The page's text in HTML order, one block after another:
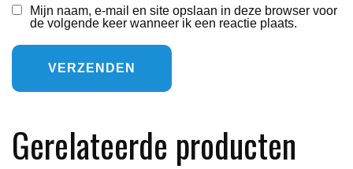
Mijn naam, e-mail en site opslaan in deze browser voor
de volgende keer wanneer ik een reactie plaats.
Gerelateerde producten